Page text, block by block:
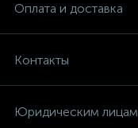
Оплата и доставка
Контакты
Юридическим лицам